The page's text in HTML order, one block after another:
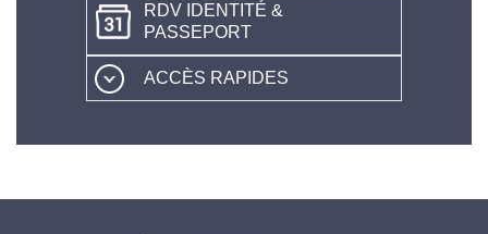
RDV IDENTITÉ &
PASSEPORT
ACCÈS RAPIDES